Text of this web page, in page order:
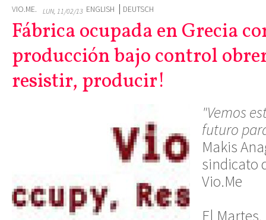
VIO.ME. LUN, 11/02/13 ENGLISH DEUTSCH
Fábrica ocupada en Grecia
producción bajo control
resistir, producir!
"Vemos
futuro
Makis
sindicato
Vio.Me
El